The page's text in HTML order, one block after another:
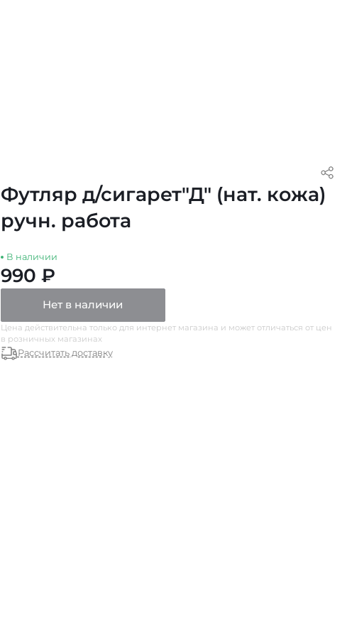
Футляр д/сигарет"Д" (нат. кожа)
ручн. работа
В наличии
990 ₽
Нет в наличии
Цена действительна только для интернет магазина и может отличаться от цен
в розничных магазинах
Рассчитать доставку